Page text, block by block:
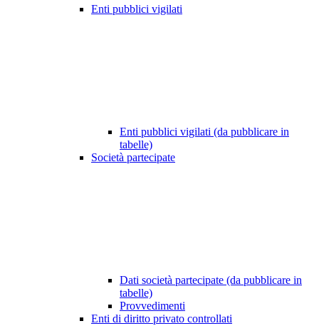
Enti pubblici vigilati
Enti pubblici vigilati (da pubblicare in
tabelle)
Società partecipate
Dati società partecipate (da pubblicare in
tabelle)
Provvedimenti
Enti di diritto privato controllati